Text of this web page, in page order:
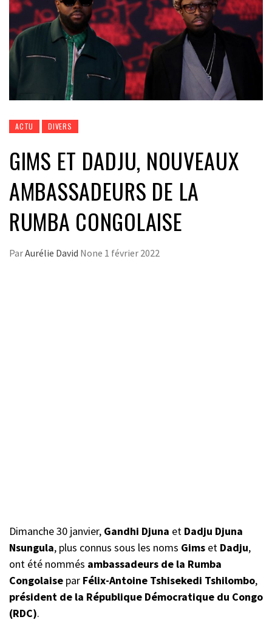
ACTU DIVERS
GIMS ET DADJU, NOUVEAUX
AMBASSADEURS DE LA
RUMBA CONGOLAISE
ParAurélie David None 1 février 2022
Dimanche 30 janvier, Gandhi Djuna et Dadju Djuna
Nsungula, plus connus sous les noms Gims et Dadju,
ont été nommés ambassadeurs de la Rumba
Congolaise par Félix-Antoine Tshisekedi Tshilombo,
président de la République Démocratique du Congo
(RDC).